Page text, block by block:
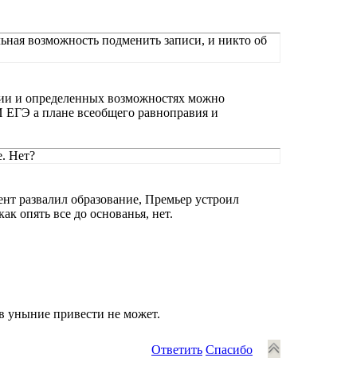
возможность подменить записи, и никто об
и определенных возможностях можно
ЕГЭ а плане всеобщего равноправия и
Нет?
развалил образование, Премьер устроил
опять все до основанья, нет.
уныние привести не может.
Ответить Спасибо